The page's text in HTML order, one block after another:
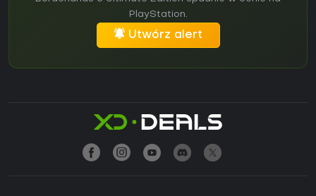
PlayStation.
Utwórz alert